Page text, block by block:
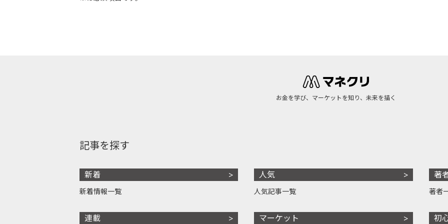
お金を学び、マーケットを知り、未来を描く
記事を探す
新着
新着情報一覧
連載
人気
人気記事一覧
マーケット
著
著者
初